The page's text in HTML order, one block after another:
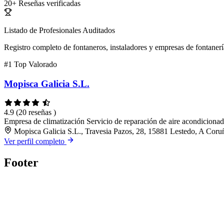
20+ Reseñas verificadas
Listado de Profesionales Auditados
Registro completo de fontaneros, instaladores y empresas de
#1 Top Valorado
Mopisca Galicia S.L.
4.9 (20 reseñas )
Empresa de climatización Servicio de reparación de aire
Mopisca Galicia S.L., Travesia Pazos, 28, 15881 Lestedo, A
Ver perfil completo
Footer